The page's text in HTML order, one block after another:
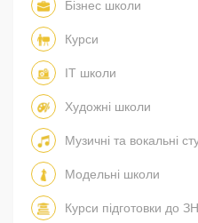
Бізнес школи
Курси
IT школи
Художні школи
Музичні та вокальні
Модельні школи
Курси підготовки до